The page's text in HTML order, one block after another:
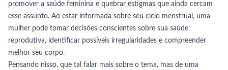
promover a saúde feminina e quebrar estigmas que ainda cercam
esse assunto. Ao estar informada sobre seu ciclo menstrual, uma
mulher pode tomar decisões conscientes sobre sua saúde
reprodutiva, identificar possíveis irregularidades e compreender
melhor seu corpo.
Pensando nisso, que tal falar mais sobre o tema, mas de uma